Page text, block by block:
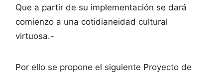
Que a partir de su implementación se dará
comienzo a una cotidianeidad cultural
virtuosa.-
Por ello se propone el siguiente Proyecto de